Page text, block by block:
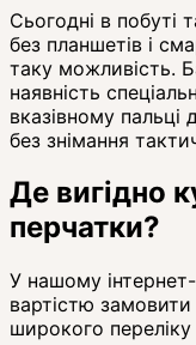
Сьогодні в побуті
без планшетів і
таку можливість.
наявність
вказівному
без знімання
Де вигідно
перчатки?
У нашому
вартістю замовити
широкого